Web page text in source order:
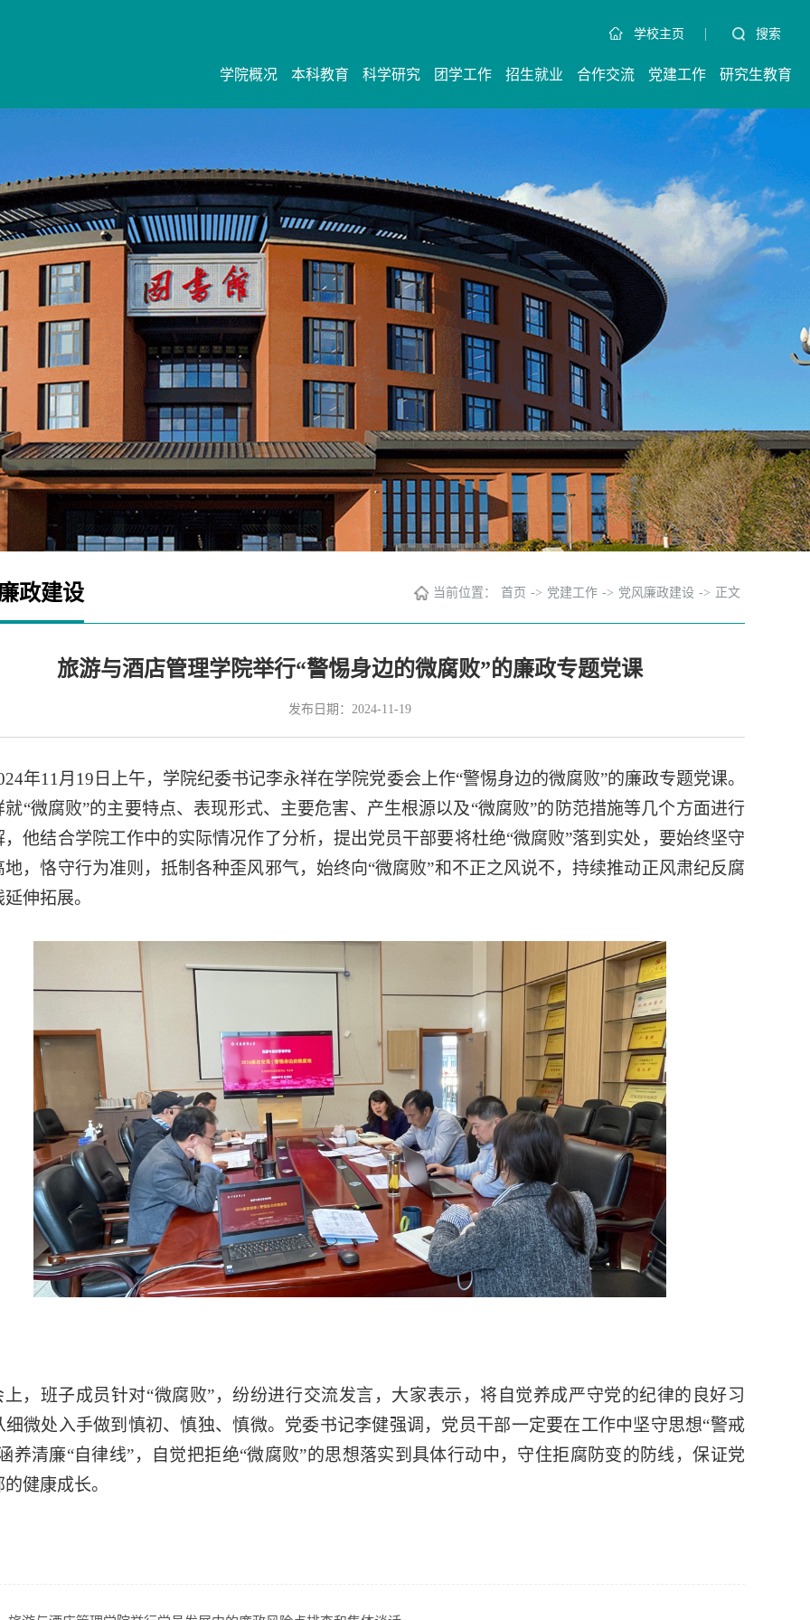
学校主页 | 搜索
学院概况 本科教育 科学研究 团学工作 招生就业 合作交流 党建工作 研究生教育
政建设 当前位置： 首页 -> 党建工作 -> 党风廉政建设 -> 正文
旅游与酒店管理学院举行“警惕身边的微腐败”的廉政专题党课
发布日期：2024-11-19
年11月19日上午，学院纪委书记李永祥在学院党委会上作“警惕身边的微腐败”的廉政专题党课。
就“微腐败”的主要特点、表现形式、主要危害、产生根源以及“微腐败”的防范措施等几个方面进行
，他结合学院工作中的实际情况作了分析，提出党员干部要将杜绝“微腐败”落到实处，要始终坚守
地，恪守行为准则，抵制各种歪风邪气，始终向“微腐败”和不正之风说不，持续推动正风肃纪反腐
伸拓展。
上，班子成员针对“微腐败”，纷纷进行交流发言，大家表示，将自觉养成严守党的纪律的良好习
细微处入手做到慎初、慎独、慎微。党委书记李健强调，党员干部一定要在工作中坚守思想“警戒
养清廉“自律线”，自觉把拒绝“微腐败”的思想落实到具体行动中，守住拒腐防变的防线，保证党
健康成长。